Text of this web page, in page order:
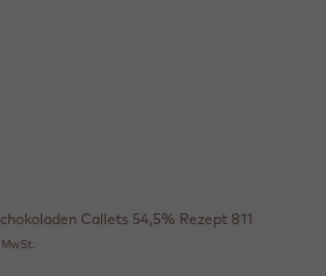
Callets 54,5% Rezept 811
MwSt.